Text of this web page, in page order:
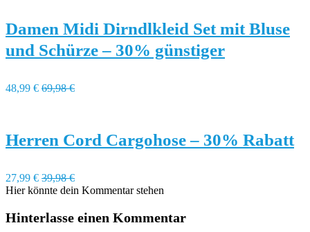
Damen Midi Dirndlkleid Set mit Bluse
und Schürze – 30% günstiger
48,99 € 69,98 €
Herren Cord Cargohose – 30% Rabatt
27,99 € 39,98 €
Hier könnte dein Kommentar stehen
Hinterlasse einen Kommentar